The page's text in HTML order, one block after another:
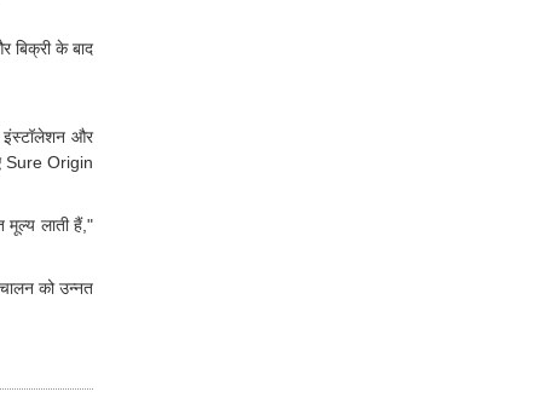
बिक्री के बाद
इंस्टॉलेशन और
Sure Origin
मूल्य लाती हैं,"
को उन्नत